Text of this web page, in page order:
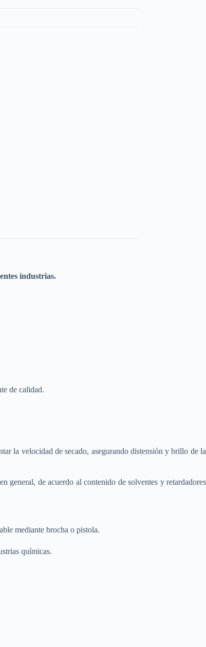
industrias.
de calidad.
la velocidad de secado, asegurando distensión y brillo de la
general, de acuerdo al contenido de solventes y retardadores
mediante brocha o pistola.
químicas.